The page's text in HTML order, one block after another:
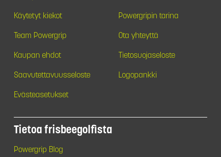
Käytetyt kiekot Powergripin tarina
Team Powergrip Ota yhteyttä
Kaupan ehdot Tietosuojaseloste
Saavutettavuusseloste Logopankki
Evästeasetukset
Tietoa frisbeegolfista
Powergrip Blog